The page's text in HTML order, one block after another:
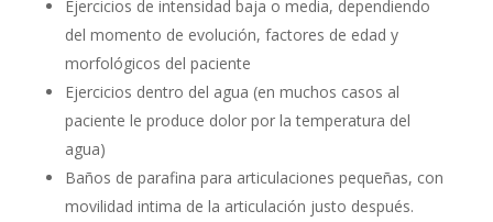
Ejercicios de intensidad baja o media, dependiendo
del momento de evolución, factores de edad y
morfológicos del paciente
Ejercicios dentro del agua (en muchos casos al
paciente le produce dolor por la temperatura del
agua)
Baños de parafina para articulaciones pequeñas, con
movilidad intima de la articulación justo después.